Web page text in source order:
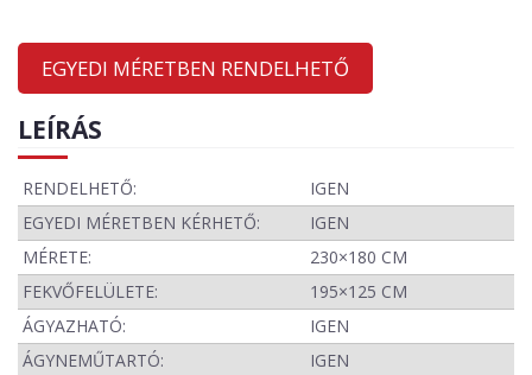
EGYEDI MÉRETBEN RENDELHETŐ
LEÍRÁS
RENDELHETŐ:
IGEN
EGYEDI MÉRETBEN KÉRHETŐ:
IGEN
MÉRETE:
230×180 CM
FEKVŐFELÜLETE:
195×125 CM
ÁGYAZHATÓ:
IGEN
ÁGYNEMŰTARTÓ:
IGEN